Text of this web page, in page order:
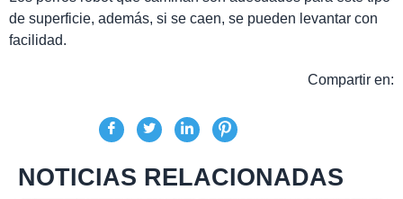
de superficie, además, si se caen, se pueden levantar con
facilidad.
Compartir en:
NOTICIAS RELACIONADAS